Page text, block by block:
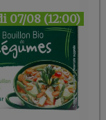
07/08 (12:00)